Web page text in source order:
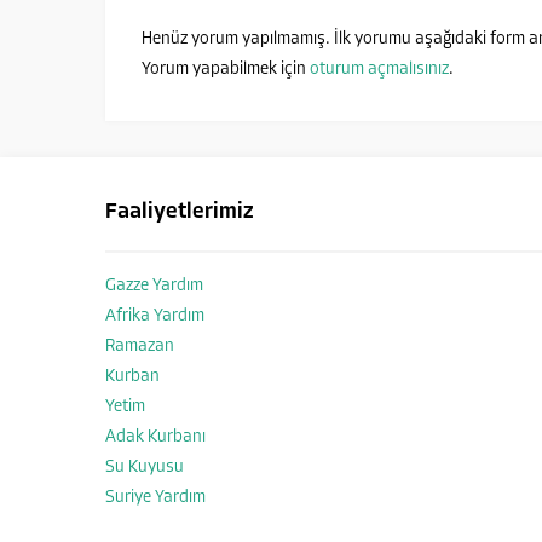
Henüz yorum yapılmamış. İlk yorumu aşağıdaki form
Yorum yapabilmek için oturum açmalısınız.
Faaliyetlerimiz
Gazze Yardım
Afrika Yardım
Ramazan
Kurban
Yetim
Adak Kurbanı
Su Kuyusu
Suriye Yardım